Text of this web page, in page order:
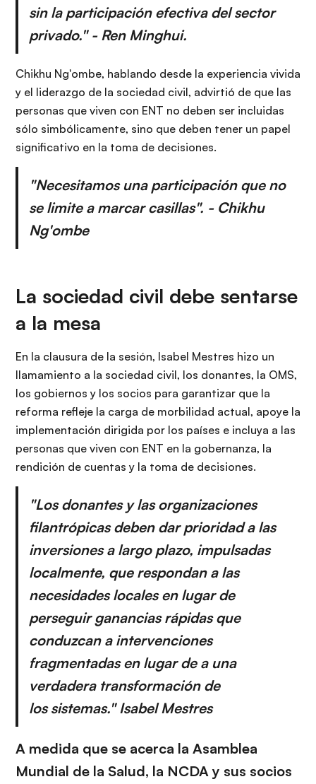
sin la participación efectiva del sector
privado." - Ren Minghui.
Chikhu Ng'ombe, hablando desde la experiencia vivida
y el liderazgo de la sociedad civil, advirtió de que las
personas que viven con ENT no deben ser incluidas
sólo simbólicamente, sino que deben tener un papel
significativo en la toma de decisiones.
"Necesitamos una participación que no
se limite a marcar casillas". - Chikhu
Ng'ombe
La sociedad civil debe sentarse
a la mesa
En la clausura de la sesión, Isabel Mestres hizo un
llamamiento a la sociedad civil, los donantes, la OMS,
los gobiernos y los socios para garantizar que la
reforma refleje la carga de morbilidad actual, apoye la
implementación dirigida por los países e incluya a las
personas que viven con ENT en la gobernanza, la
rendición de cuentas y la toma de decisiones.
"Los donantes y las organizaciones
filantrópicas deben dar prioridad a las
inversiones a largo plazo, impulsadas
localmente, que respondan a las
necesidades locales en lugar de
perseguir ganancias rápidas que
conduzcan a intervenciones
fragmentadas en lugar de a una
verdadera transformación de
los sistemas." Isabel Mestres
A medida que se acerca la Asamblea
Mundial de la Salud, la NCDA y sus socios